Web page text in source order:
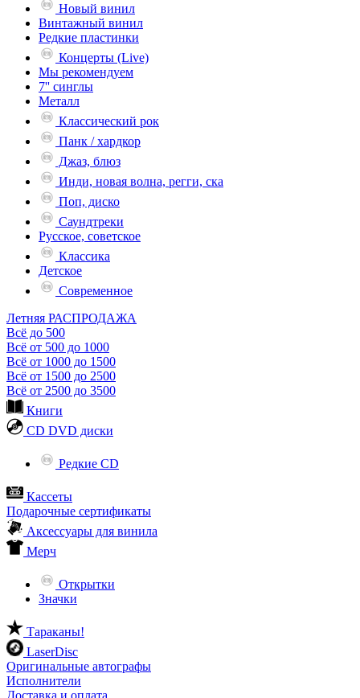
Новый винил
Винтажный винил
Редкие пластинки
Концерты (Live)
Мы рекомендуем
7'' синглы
Металл
Классический рок
Панк / хардкор
Джаз, блюз
Инди, новая волна, регги, ска
Поп, диско
Саундтреки
Русское, советское
Классика
Детское
Современное
Летняя РАСПРОДАЖА
Всё до 500
Всё от 500 до 1000
Всё от 1000 до 1500
Всё от 1500 до 2500
Всё от 2500 до 3500
Книги
CD DVD диски
Редкие CD
Кассеты
Подарочные сертификаты
Аксессуары для винила
Мерч
Открытки
Значки
Тараканы!
LaserDisc
Оригинальные автографы
Исполнители
Доставка и оплата